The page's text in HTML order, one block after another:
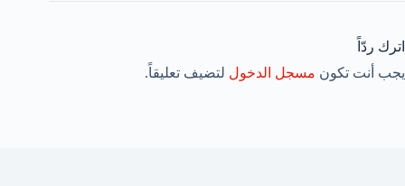
اترك ردّاً
يجب أنت تكون مسجل الدخول لتضيف تعليقاً.